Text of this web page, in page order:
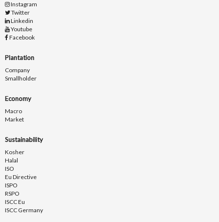
Instagram
Twitter
Linkedin
Youtube
Facebook
Plantation
Company
Smallholder
Economy
Macro
Market
Sustainability
Kosher
Halal
ISO
Eu Directive
ISPO
RSPO
ISCC Eu
ISCC Germany